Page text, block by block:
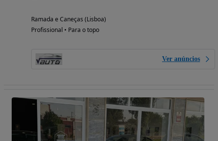
Ramada e Caneças (Lisboa)
Profissional • Para o topo
Ver anúncios